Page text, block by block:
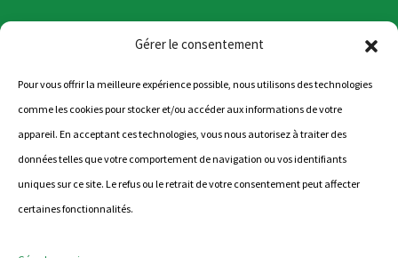
Gérer le consentement
Pour vous offrir la meilleure expérience possible, nous utilisons des technologies
comme les cookies pour stocker et/ou accéder aux informations de votre
appareil. En acceptant ces technologies, vous nous autorisez à traiter des
données telles que votre comportement de navigation ou vos identifiants
uniques sur ce site. Le refus ou le retrait de votre consentement peut affecter
certaines fonctionnalités.
ENTREPOSAGE
LOGISTIQUE
CONTACTEZ-NOUS
535 Edward VII Dorval, Quebec,